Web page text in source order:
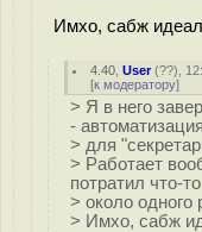
Имхо, сабж
4.40 ,User(??),
[к модератору]
> Я в него
-
> для
> Работает
потратил что-то
> около одного
> Имхо, сабж